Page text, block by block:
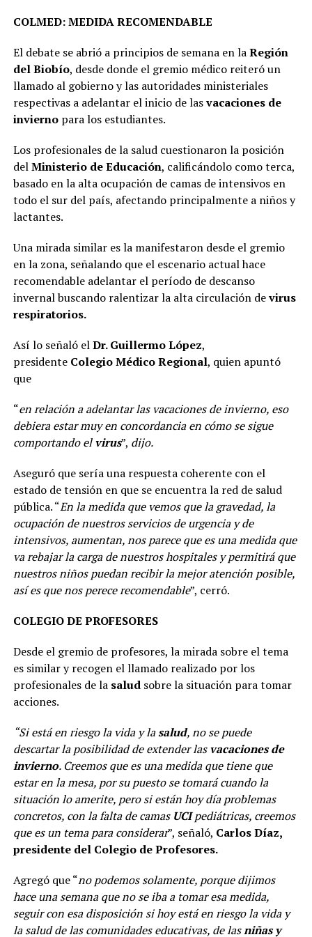
COLMED: MEDIDA RECOMENDABLE
El debate se abrió a principios de semana en laRegión
del Biobío, desde donde el gremio médico reiteró un
llamado al gobierno y las autoridades ministeriales
respectivas a adelantar el inicio de lasvacaciones de
inviernopara los estudiantes.
Los profesionales de la salud cuestionaron la posición
delMinisterio de Educación, calificándolo como terca,
basado en la alta ocupación de camas de intensivos en
todo el sur del país, afectando principalmente a niños y
lactantes.
Una mirada similar es la manifestaron desde el gremio
en la zona, señalando que el escenario actual hace
recomendable adelantar el período de descanso
invernal buscando ralentizar la alta circulación devirus
respiratorios.
Así lo señaló elDr. Guillermo López,
presidente Colegio Médico Regional, quien apuntó
que
“en relación a adelantar las vacaciones de invierno, eso
debiera estar muy en concordancia en cómo se sigue
comportando elvirus”, dijo.
Aseguró que sería una respuesta coherente con el
estado de tensión en que se encuentra la red de salud
pública. “En la medida que vemos que la gravedad, la
ocupación de nuestros servicios de urgencia y de
intensivos, aumentan, nos parece que es una medida que
va rebajar la carga de nuestros hospitales y permitirá que
nuestros niños puedan recibir la mejor atención posible,
así es que nos perece recomendable”, cerró.
COLEGIO DE PROFESORES
Desde el gremio de profesores, la mirada sobre el tema
es similar y recogen el llamado realizado por los
profesionales de la saludsobre la situación para tomar
acciones.
“Si está en riesgo la vida y lasalud, no se puede
descartar la posibilidad de extender lasvacaciones de
invierno. Creemos que es una medida que tiene que
estar en la mesa, por su puesto se tomará cuando la
situación lo amerite, pero si están hoy día problemas
concretos, con la falta de camas UCIpediátricas, creemos
que es un tema para considerar”, señaló, Carlos Díaz,
presidente del Colegio de Profesores.
Agregó que “no podemos solamente, porque dijimos
hace una semana que no se iba a tomar esa medida,
seguir con esa disposición si hoy está en riesgo la vida y
la salud de las comunidades educativas, de lasniñas y